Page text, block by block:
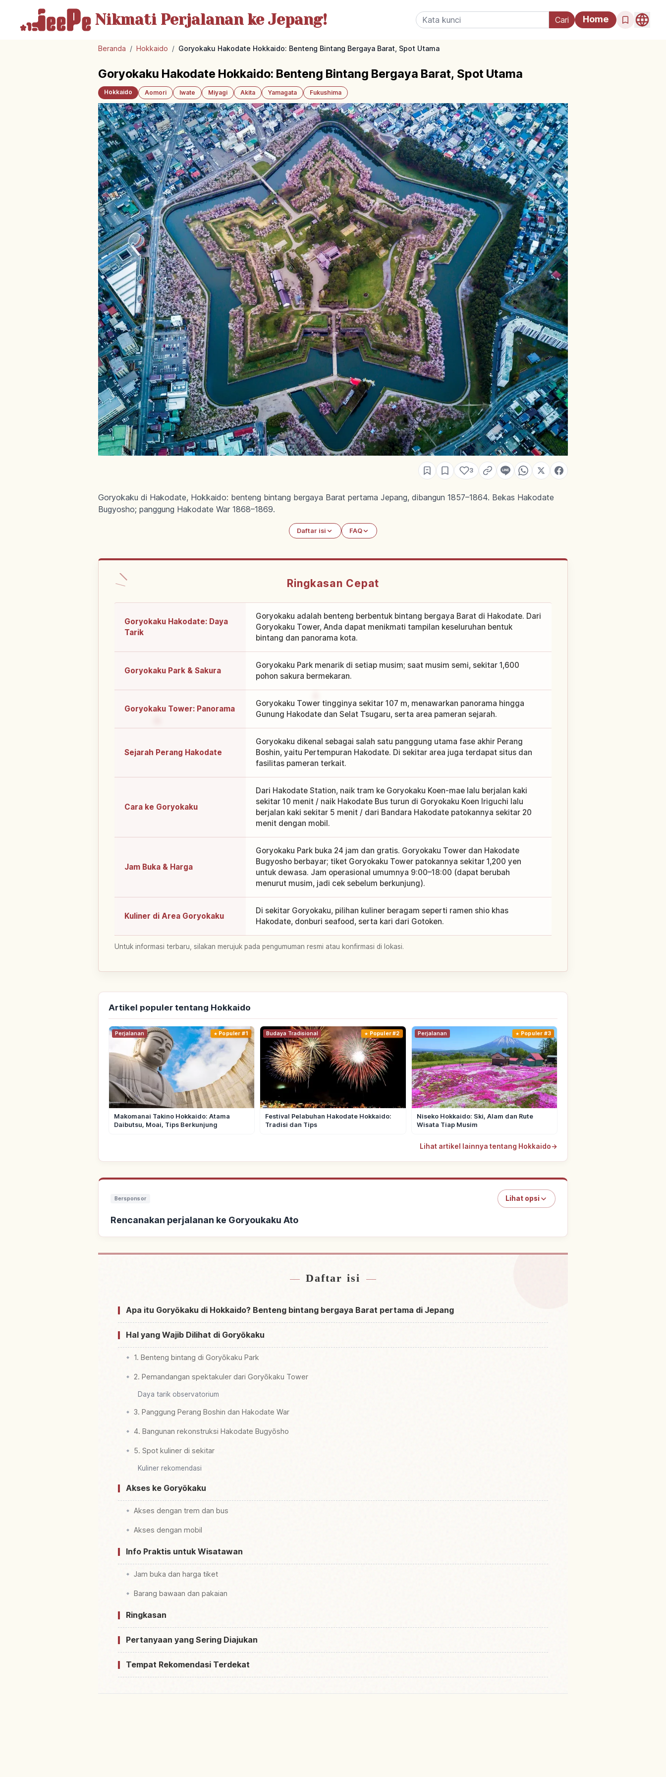
Nikmati Perjalananke Jepang! Home
Beranda / Hokkaido / Goryokaku Hakodate Hokkaido: Benteng Bintang Bergaya Barat, Spot Utama
Goryokaku Hakodate Hokkaido: Benteng Bintang Bergaya Barat, Spot Utama
Hokkaido Aomori Iwate Miyagi Akita Yamagata Fukushima
3
Goryokaku di Hakodate, Hokkaido: benteng bintang bergaya Barat pertama Jepang, dibangun 1857–1864. Bekas Hakodate
Bugyosho; panggung Hakodate War 1868–1869.
Daftar isi FAQ
Ringkasan Cepat
Goryokaku Hakodate: Daya
Tarik
Goryokaku adalah benteng berbentuk bintang bergaya Barat di Hakodate. Dari
Goryokaku Tower, Anda dapat menikmati tampilan keseluruhan bentuk
bintang dan panorama kota.
Goryokaku Park & Sakura
Goryokaku Park menarik di setiap musim; saat musim semi, sekitar 1,600
pohon sakura bermekaran.
Goryokaku Tower: Panorama
Goryokaku Tower tingginya sekitar 107 m, menawarkan panorama hingga
Gunung Hakodate dan Selat Tsugaru, serta area pameran sejarah.
Sejarah Perang Hakodate
Goryokaku dikenal sebagai salah satu panggung utama fase akhir Perang
Boshin, yaitu Pertempuran Hakodate. Di sekitar area juga terdapat situs dan
fasilitas pameran terkait.
Cara ke Goryokaku
Dari Hakodate Station, naik tram ke Goryokaku Koen-mae lalu berjalan kaki
sekitar 10 menit / naik Hakodate Bus turun di Goryokaku Koen Iriguchi lalu
berjalan kaki sekitar 5 menit / dari Bandara Hakodate patokannya sekitar 20
menit dengan mobil.
Jam Buka & Harga
Goryokaku Park buka 24 jam dan gratis. Goryokaku Tower dan Hakodate
Bugyosho berbayar; tiket Goryokaku Tower patokannya sekitar 1,200 yen
untuk dewasa. Jam operasional umumnya 9:00–18:00 (dapat berubah
menurut musim, jadi cek sebelum berkunjung).
Kuliner di Area Goryokaku
Di sekitar Goryokaku, pilihan kuliner beragam seperti ramen shio khas
Hakodate, donburi seafood, serta kari dari Gotoken.
Untuk informasi terbaru, silakan merujuk pada pengumuman resmi atau konfirmasi di lokasi.
Artikel populer tentang Hokkaido
Perjalanan Populer #1
Makomanai Takino Hokkaido: Atama
Daibutsu, Moai, Tips Berkunjung
Budaya Tradisional Populer #2
Festival Pelabuhan Hakodate Hokkaido:
Tradisi dan Tips
Perjalanan Populer #3
Niseko Hokkaido: Ski, Alam dan Rute
Wisata Tiap Musim
Lihat artikel lainnya tentang Hokkaido→
Bersponsor Lihat opsi
Rencanakan perjalanan ke Goryoukaku Ato
Daftar isi
Apa itu Goryōkaku di Hokkaido? Benteng bintang bergaya Barat pertama di Jepang
Hal yang Wajib Dilihat di Goryōkaku
1. Benteng bintang di Goryōkaku Park
2. Pemandangan spektakuler dari Goryōkaku Tower
Daya tarik observatorium
3. Panggung Perang Boshin dan Hakodate War
4. Bangunan rekonstruksi Hakodate Bugyōsho
5. Spot kuliner di sekitar
Kuliner rekomendasi
Akses ke Goryōkaku
Akses dengan trem dan bus
Akses dengan mobil
Info Praktis untuk Wisatawan
Jam buka dan harga tiket
Barang bawaan dan pakaian
Ringkasan
Pertanyaan yang Sering Diajukan
Tempat Rekomendasi Terdekat